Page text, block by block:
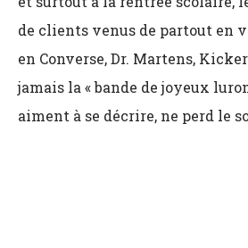
de clients venus de partout en
en Converse, Dr. Martens,
jamais la « bande de joyeux
aiment à se décrire, ne perd le